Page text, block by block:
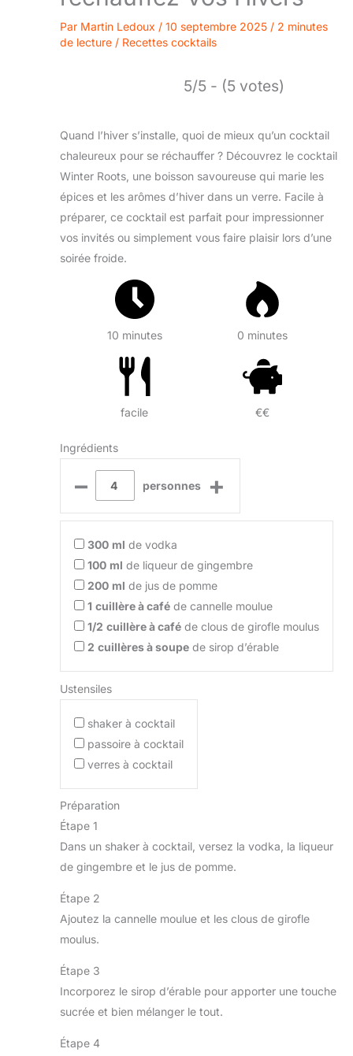
Par Martin Ledoux / 10 septembre 2025 / 2 minutes
de lecture / Recettes cocktails
5/5 - (5 votes)
Quand l’hiver s’installe, quoi de mieux qu’un cocktail
chaleureux pour se réchauffer ? Découvrez le cocktail
Winter Roots, une boisson savoureuse qui marie les
épices et les arômes d’hiver dans un verre. Facile à
préparer, ce cocktail est parfait pour impressionner
vos invités ou simplement vous faire plaisir lors d’une
soirée froide.
10 minutes 0 minutes
facile €€
Ingrédients
– personnes +
300 ml de vodka
100 ml de liqueur de gingembre
200 ml de jus de pomme
1 cuillère à café de cannelle moulue
1/2 cuillère à café de clous de girofle moulus
2 cuillères à soupe de sirop d’érable
Ustensiles
shaker à cocktail
passoire à cocktail
verres à cocktail
Préparation
Étape 1
Dans un shaker à cocktail, versez la vodka, la liqueur
de gingembre et le jus de pomme.
Étape 2
Ajoutez la cannelle moulue et les clous de girofle
moulus.
Étape 3
Incorporez le sirop d’érable pour apporter une touche
sucrée et bien mélanger le tout.
Étape 4